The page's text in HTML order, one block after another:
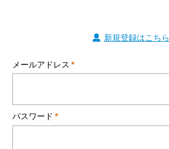
新規登録はこちら
メールアドレス *
パスワード *